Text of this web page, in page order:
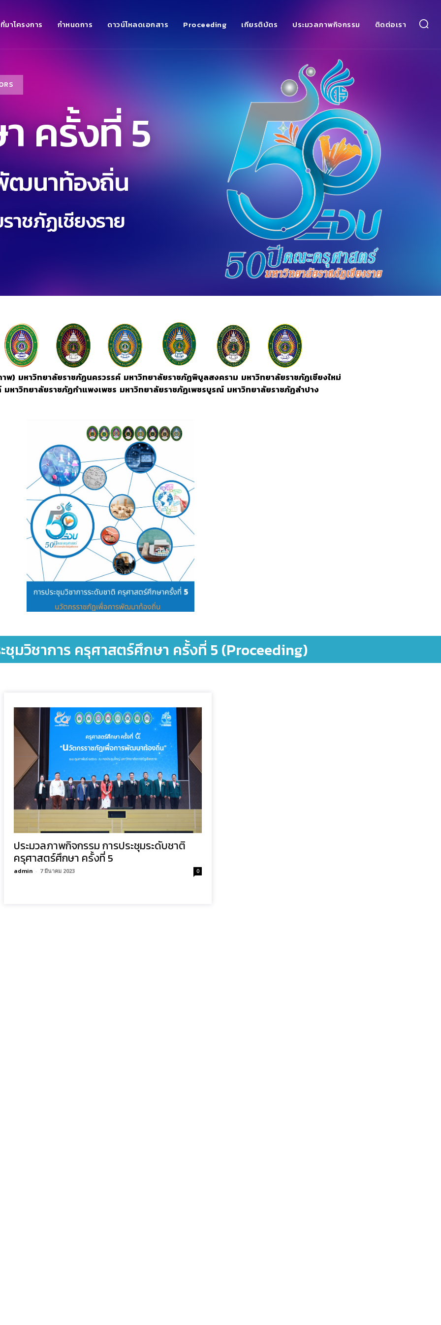
ที่มาโครงการ กำหนดการ ดาวน์โหลดเอกสาร Proceeding เกียรติบัตร ประมวลภาพกิจกรรม ติดต่อเรา
ครั้งที่ 5
ฒนาท้องถิ่น
าชภัฏเชียงราย
าพ) มหาวิทยาลัยราชภัฏนครวรรค์ มหาวิทยาลัยราชภัฏพิบูลสงคราม มหาวิทยาลัยราชภัฏเชียงใหม่
หาวิทยาลัยราชภัฏกำแพงเพชร มหาวิทยาลัยราชภัฏเพชรบูรณ์ มหาวิทยาลัยราชภัฏลำปาง
ชุมวิชาการ ครุศาสตร์ศึกษา ครั้งที่ 5 (Proceeding)
ประมวลภาพกิจกรรม การประชุมระดับชาติ
ครุศาสตร์ศึกษา ครั้งที่ 5
admin - 7 มีนาคม 2023 0